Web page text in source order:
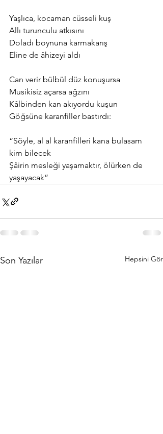
Yaşlıca, kocaman cüsseli kuş
Allı turunculu atkısını
Doladı boynuna karmakarış
Eline de âhizeyi aldı
Can verir bülbül düz konuşursa
Musikisiz açarsa ağzını
Kâlbinden kan akıyordu kuşun
Göğsüne karanfiller bastırdı:
“Söyle, al al karanfilleri kana bulasam
kim bilecek
Şâirin mesleği yaşamaktır, ölürken de
yaşayacak”
Son Yazılar Hepsini Gör